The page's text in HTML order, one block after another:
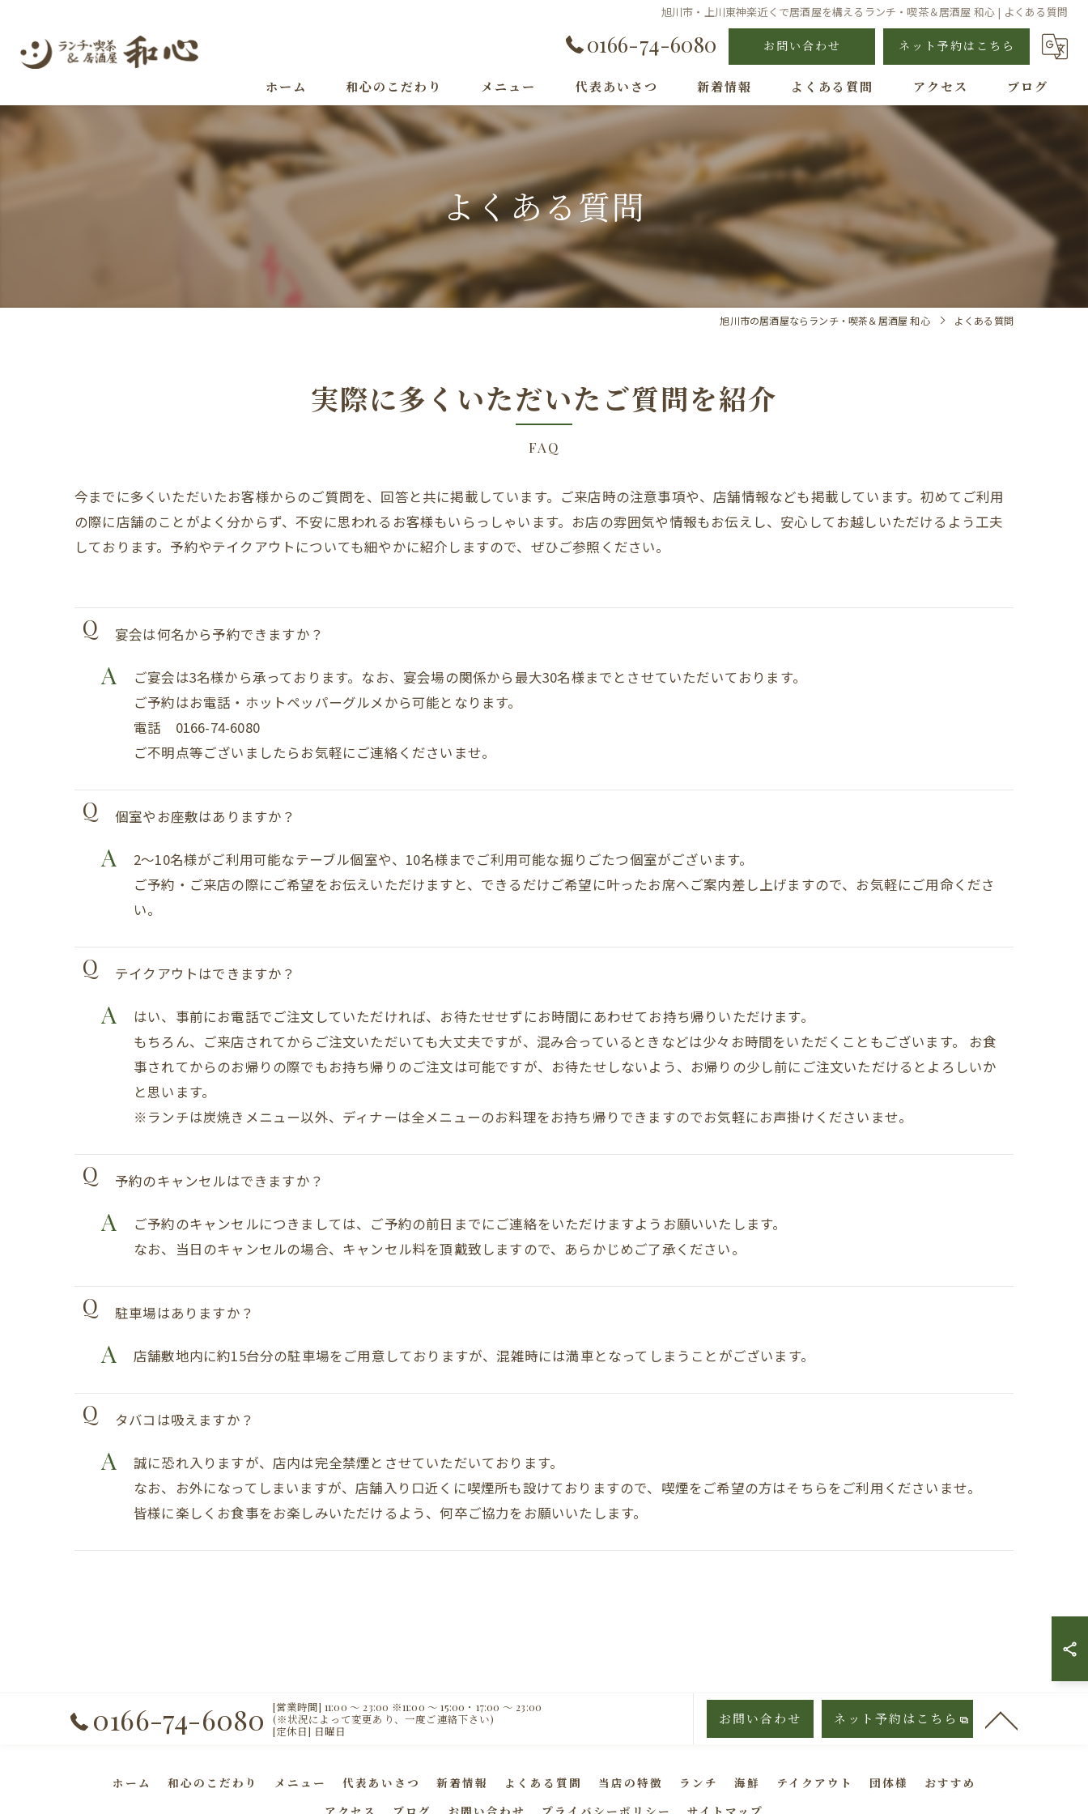
旭川市・上川東神楽近くで居酒屋を構えるランチ・喫茶＆居酒屋 和心 | よくある質問
0166-74-6080 お問い合わせ ネット予約はこちら
ホーム 和心のこだわり メニュー 代表あいさつ 新着情報 よくある質問 アクセス ブログ
よくある質問
旭川市の居酒屋ならランチ・喫茶＆居酒屋 和心 よくある質問
実際に多くいただいたご質問を紹介
FAQ
今までに多くいただいたお客様からのご質問を、回答と共に掲載しています。ご来店時の注意事項や、店舗情報なども掲載しています。初めてご利用
の際に店舗のことがよく分からず、不安に思われるお客様もいらっしゃいます。お店の雰囲気や情報もお伝えし、安心してお越しいただけるよう工夫
しております。予約やテイクアウトについても細やかに紹介しますので、ぜひご参照ください。
宴会は何名から予約できますか？
ご宴会は3名様から承っております。なお、宴会場の関係から最大30名様までとさせていただいております。
ご予約はお電話・ホットペッパーグルメから可能となります。
電話 0166-74-6080
ご不明点等ございましたらお気軽にご連絡くださいませ。
個室やお座敷はありますか？
2～10名様がご利用可能なテーブル個室や、10名様までご利用可能な掘りごたつ個室がございます。
ご予約・ご来店の際にご希望をお伝えいただけますと、できるだけご希望に叶ったお席へご案内差し上げますので、お気軽にご用命くださ
い。
テイクアウトはできますか？
はい、事前にお電話でご注文していただければ、お待たせせずにお時間にあわせてお持ち帰りいただけます。
もちろん、ご来店されてからご注文いただいても大丈夫ですが、混み合っているときなどは少々お時間をいただくこともございます。 お食
事されてからのお帰りの際でもお持ち帰りのご注文は可能ですが、お待たせしないよう、お帰りの少し前にご注文いただけるとよろしいか
と思います。
※ランチは炭焼きメニュー以外、ディナーは全メニューのお料理をお持ち帰りできますのでお気軽にお声掛けくださいませ。
予約のキャンセルはできますか？
ご予約のキャンセルにつきましては、ご予約の前日までにご連絡をいただけますようお願いいたします。
なお、当日のキャンセルの場合、キャンセル料を頂戴致しますので、あらかじめご了承ください。
駐車場はありますか？
店舗敷地内に約15台分の駐車場をご用意しておりますが、混雑時には満車となってしまうことがございます。
タバコは吸えますか？
誠に恐れ入りますが、店内は完全禁煙とさせていただいております。
なお、お外になってしまいますが、店舗入り口近くに喫煙所も設けておりますので、喫煙をご希望の方はそちらをご利用くださいませ。
皆様に楽しくお食事をお楽しみいただけるよう、何卒ご協力をお願いいたします。
0166-74-6080
[営業時間] 11:00 〜 23:00 ※11:00 〜 15:00・17:00 〜 23:00
(※状況によって変更あり、一度ご連絡下さい)
[定休日] 日曜日
お問い合わせ ネット予約はこちら
ホーム 和心のこだわり メニュー 代表あいさつ 新着情報 よくある質問 当店の特徴 ランチ 海鮮 テイクアウト 団体様
おすすめ
アクセス
ブログ お問い合わせ プライバシーポリシー サイトマップ